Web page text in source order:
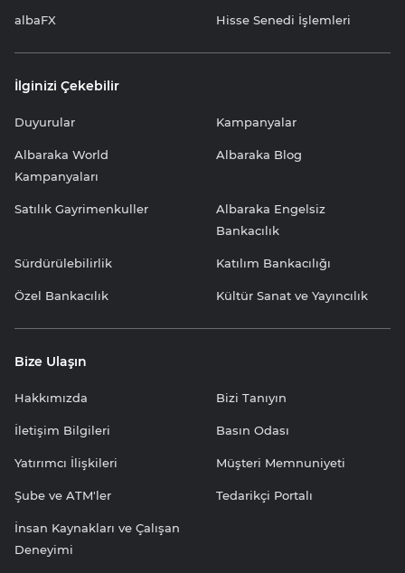
albaFX Hisse Senedi İşlemleri
İlginizi Çekebilir
Duyurular Kampanyalar
Albaraka World
Kampanyaları
Albaraka Blog
Satılık Gayrimenkuller
Albaraka Engelsiz
Bankacılık
Sürdürülebilirlik Katılım Bankacılığı
Özel Bankacılık Kültür Sanat ve Yayıncılık
Bize Ulaşın
Hakkımızda Bizi Tanıyın
İletişim Bilgileri Basın Odası
Yatırımcı İlişkileri Müşteri Memnuniyeti
Şube ve ATM'ler Tedarikçi Portalı
İnsan Kaynakları ve Çalışan
Deneyimi